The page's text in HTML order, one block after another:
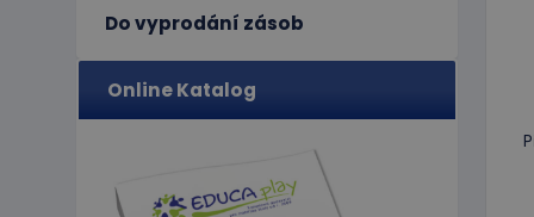
Do vyprodání zásob
Online Katalog
limit